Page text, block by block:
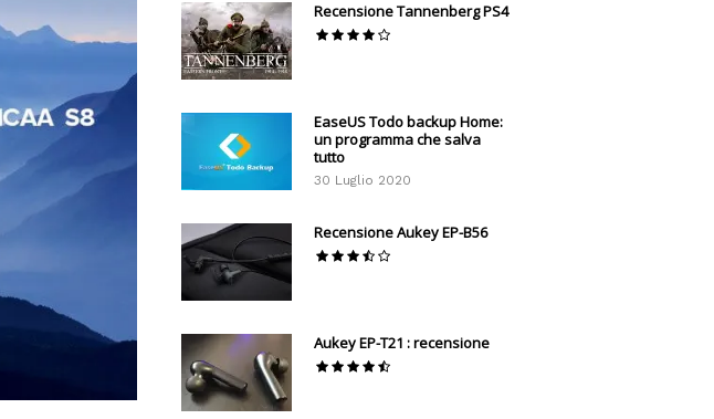
Recensione Tannenberg PS4
EaseUS Todo backup Home:
un programma che salva
tutto
30 Luglio 2020
Recensione Aukey EP-B56
Aukey EP-T21 : recensione